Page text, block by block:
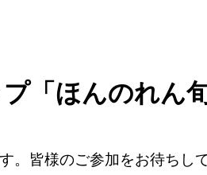
「ほんのれん
。皆様のご参加をお待ちし